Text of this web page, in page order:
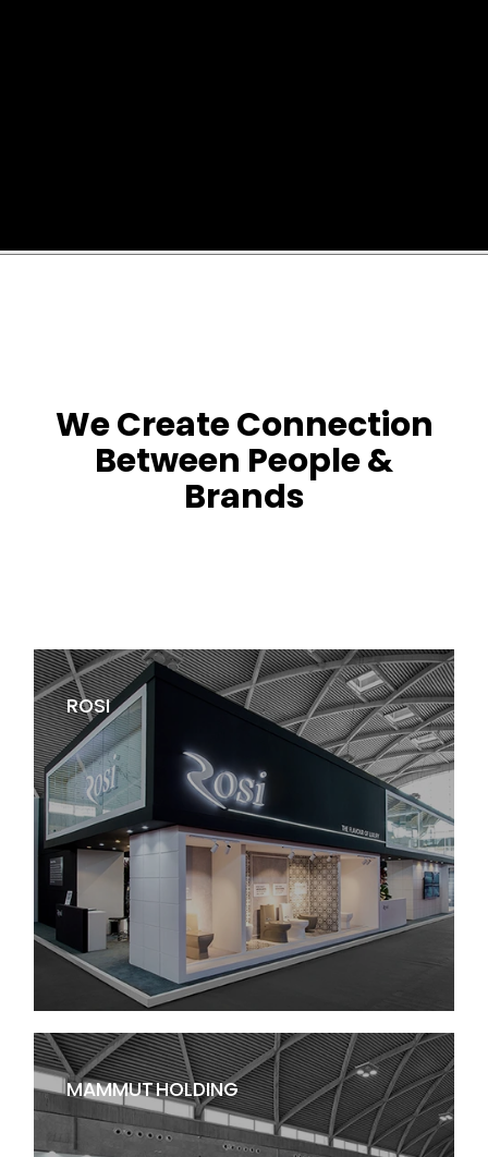
We Create Connection
Between People &
Brands
ROSI
غرفه سازی نمایشگاه کاشی و سرامیک 1401MAMMUT HOLDING